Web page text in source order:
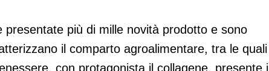
più di mille novità prodotto e sono
il comparto agroalimentare, tra le quali
con protagonista il collagene, presente